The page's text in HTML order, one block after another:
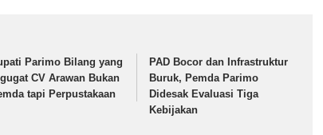
Parimo Bilang yang
CV Arawan Bukan
tapi Perpustakaan
PAD Bocor dan Infrastruktur
Buruk, Pemda Parimo
Didesak Evaluasi Tiga
Kebijakan